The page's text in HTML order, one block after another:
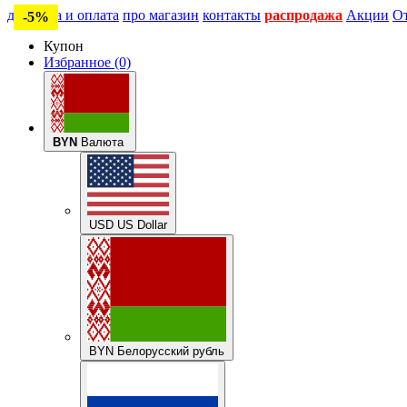
доставка и оплата про магазин контакты распродажа Акции
Купон
Избранное (0)
BYN Валюта
USD US Dollar
BYN Белорусский рубль
-5%